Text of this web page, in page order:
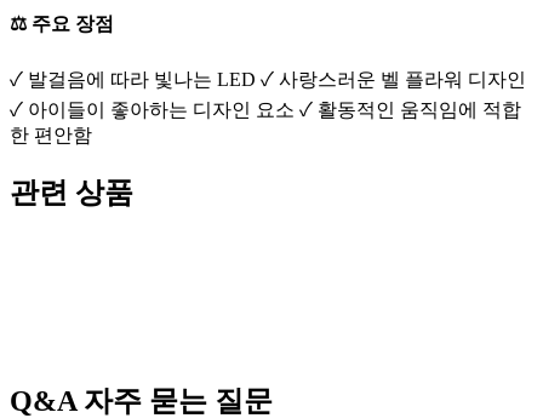
⚖️ 주요 장점
✓ 발걸음에 따라 빛나는 LED ✓ 사랑스러운 벨 플라워 디자인
✓ 아이들이 좋아하는 디자인 요소 ✓ 활동적인 움직임에 적합
한 편안함
관련 상품
Q&A 자주 묻는 질문